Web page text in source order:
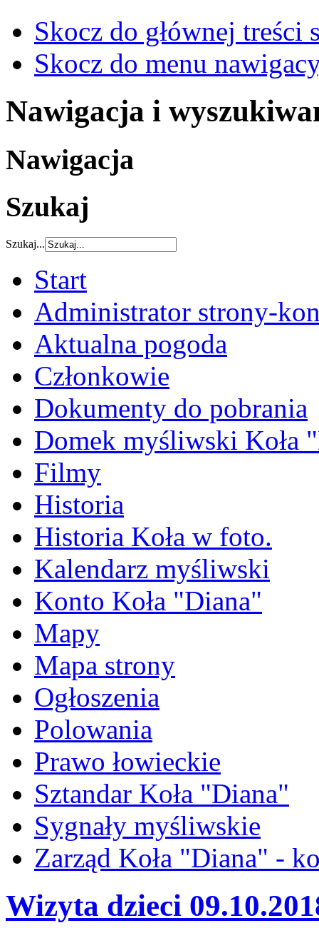
Skocz do głównej treści
Skocz do menu
Nawigacja i
Nawigacja
Szukaj
Szukaj...
Start
Administrator strony-
Aktualna pogoda
Członkowie
Dokumenty do pobrania
Domek myśliwski Koła
Filmy
Historia
Historia Koła w foto.
Kalendarz myśliwski
Konto Koła "Diana"
Mapy
Mapa strony
Ogłoszenia
Polowania
Prawo łowieckie
Sztandar Koła "Diana"
Sygnały myśliwskie
Zarząd Koła "Diana" -
Wizyta dzieci